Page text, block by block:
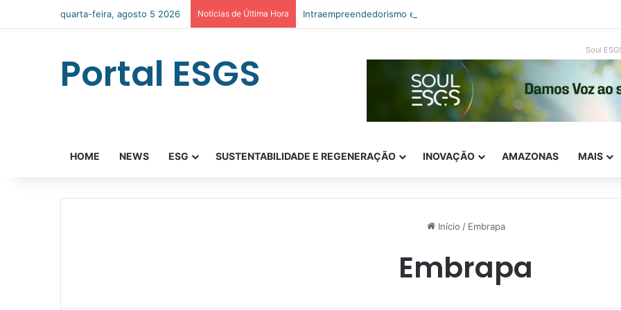
quarta-feira, agosto 5 2026 Notícias de Última Hora Intraempreendedorismo e ESG: como inovar com impacto real
Portal ESGS Soul
HOME NEWS ESG SUSTENTABILIDADE E REGENERAÇÃO INOVAÇÃO AMAZONAS MAIS
Início / Embrapa
Embrapa